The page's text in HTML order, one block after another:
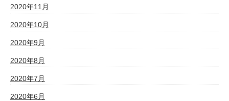
2020年11月
2020年10月
2020年9月
2020年8月
2020年7月
2020年6月